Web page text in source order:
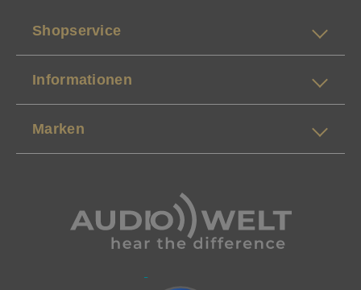
Shopservice
Informationen
Marken